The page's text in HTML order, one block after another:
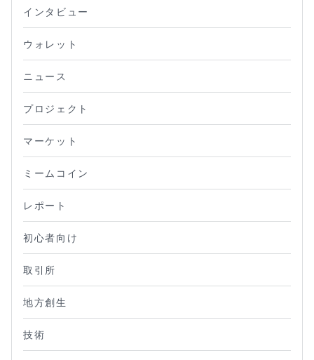
インタビュー
ウォレット
ニュース
プロジェクト
マーケット
ミームコイン
レポート
初心者向け
取引所
地方創生
技術